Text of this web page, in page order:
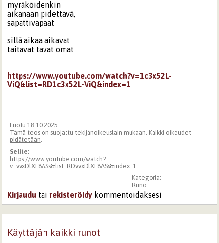
myräköidenkin
aikanaan pidettävä,
sapattivapaat
sillä aikaa aikavat
taitavat tavat omat
https://www.youtube.com/watch?v=1c3x52L-
ViQ&list=RD1c3x52L-ViQ&index=1
Luotu 18.10.2025
Tämä teos on suojattu tekijänoikeuslain mukaan. Kaikki oikeudet
pidätetään.
Selite:
https://www.youtube.com/watch?
v=vvxDlXL8ASs&list=RDvvxDlXL8ASs&index=1
Kategoria:
Runo
Kirjaudu tai rekisteröidy kommentoidaksesi
Käyttäjän kaikki runot